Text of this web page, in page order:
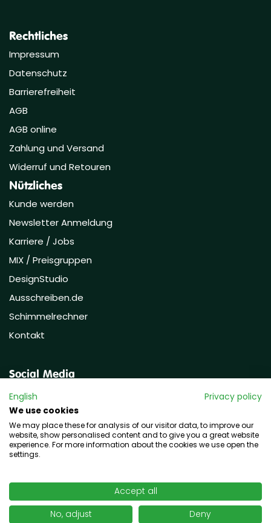
Rechtliches
Impressum
Datenschutz
Barrierefreiheit
AGB
AGB online
Zahlung und Versand
Widerruf und Retouren
Nützliches
Kunde werden
Newsletter Anmeldung
Karriere / Jobs
MIX / Preisgruppen
DesignStudio
Ausschreiben.de
Schimmelrechner
Kontakt
Social Media
English
Privacy policy
We use cookies
We may place these for analysis of our visitor data, to improve our
website, show personalised content and to give you a great website
experience. For more information about the cookies we use open the
settings.
Accept all
No, adjust
Deny